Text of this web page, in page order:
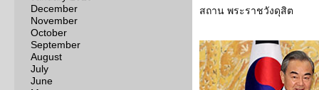
December
November
October
September
August
July
June
สถาน พระราชวังดุสิต